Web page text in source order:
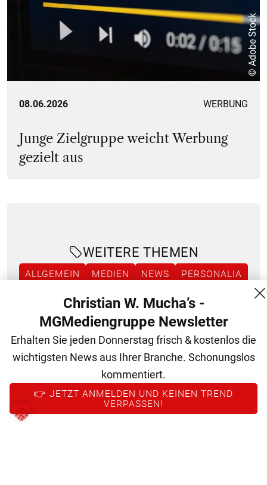
© Adobe Stock
08.06.2026 WERBUNG
Junge Zielgruppe weicht Werbung
gezielt aus
WEITERE THEMEN
ALLGEMEIN MEDIEN NEWS
PERSONALIA
Christian W. Mucha’s -
MGMediengruppe Newsletter
Erhalten Sie jeden Donnerstag frisch & kostenlos die
wichtigsten News aus Ihrer Branche. Schonungslos
kommentiert.
👉 JETZT ANMELDEN UND KEINEN TREND
VERPASSEN!